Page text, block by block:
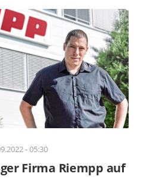
- 05:30
Firma Riempp auf